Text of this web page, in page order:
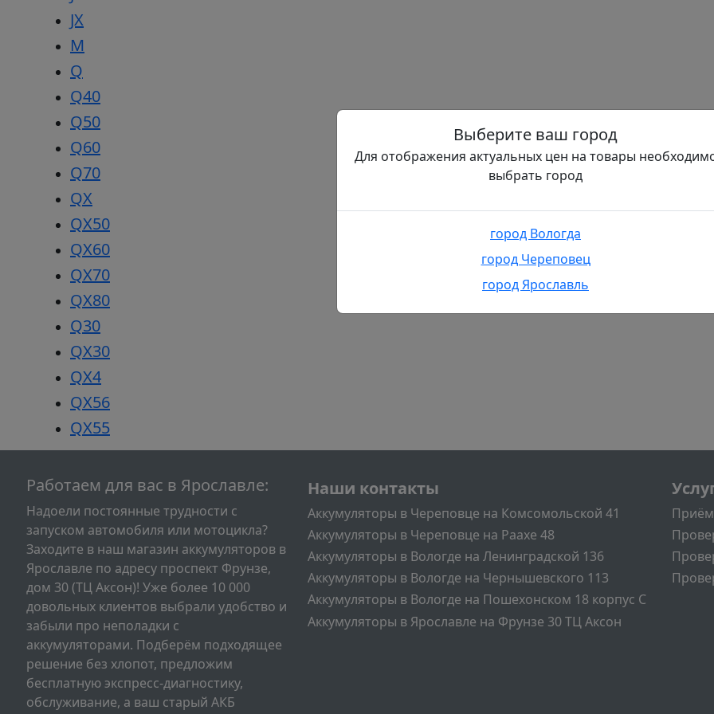
Выберите ваш город
Для отображения актуальных цен на товары
выбрать город
город Вологда
город Череповец
город Ярославль
JX
M
Q
Q40
Q50
Q60
Q70
QX
QX50
QX60
QX70
QX80
Q30
QX30
QX4
QX56
QX55
Работаем для вас в Ярославле:
Надоели постоянные трудности с
запуском автомобиля или мотоцикла?
Заходите в наш магазин аккумуляторов в
Ярославле по адресу проспект Фрунзе,
дом 30 (ТЦ Аксон)! Уже более 10 000
довольных клиентов выбрали удобство и
забыли про неполадки с
аккумуляторами. Подберём подходящее
решение без хлопот, предложим
бесплатную экспресс-диагностику,
обслуживание, а ваш старый АКБ
Подвал
Наши контакты
Аккумуляторы в Череповце на Комсомольской 41
Аккумуляторы в Череповце на Раахе 48
Аккумуляторы в Вологде на Ленинградской 136
Аккумуляторы в Вологде на Чернышевского 113
Аккумуляторы в Вологде на Пошехонском 18 корпус C
Аккумуляторы в Ярославле на Фрунзе 30 ТЦ Аксон
Приём